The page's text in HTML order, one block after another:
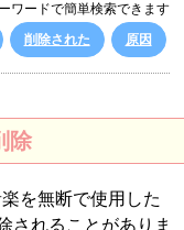
ワードで簡単検索できます
削除された 原因
除
を無断で使用した
されることがありま